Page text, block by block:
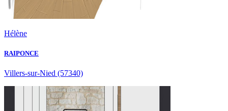
Hélène
RAIPONCE
Villers-sur-Nied (57340)